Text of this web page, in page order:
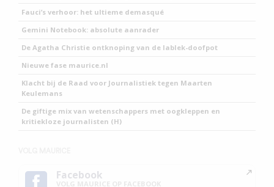
Fauci’s verhoor: het ultieme demasqué
Gemini Notebook: absolute aanrader
De Agatha Christie ontknoping van de lablek-doofpot
Nieuwe fase maurice.nl
Klacht bij de Raad voor Journalistiek tegen Maarten
Keulemans
De giftige mix van wetenschappers met oogkleppen en
kritiekloze journalisten (H)
Facebook